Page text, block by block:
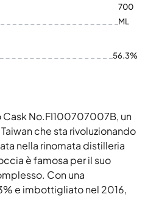
700
ML
56.3%
Cask No.FI100707007B, un
che sta rivoluzionando
nella rinomata distilleria
è famosa per il suo
Con una
e imbottigliato nel 2016,